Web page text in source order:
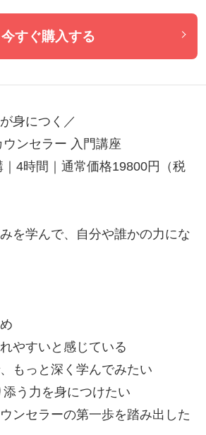
今すぐ購入する
身につく／
を学んで、自分や誰かの力にな
やすいと感じている
もっと深く学んでみたい
添う力を身につけたい
ンセラーの第一歩を踏み出した